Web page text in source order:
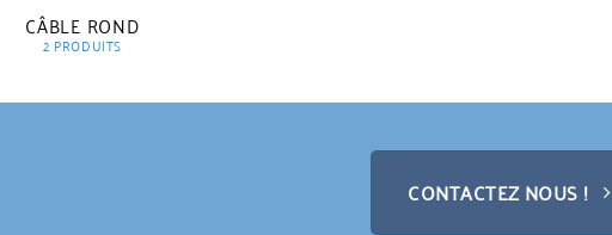
CÂBLE ROND
2 PRODUITS
CONTACTEZ NOUS !